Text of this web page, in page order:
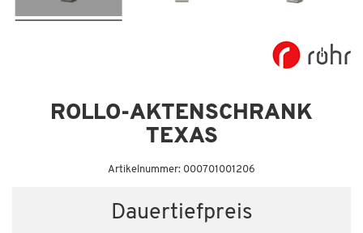
ROLLO-AKTENSCHRANK
TEXAS
Artikelnummer: 000701001206
Dauertiefpreis